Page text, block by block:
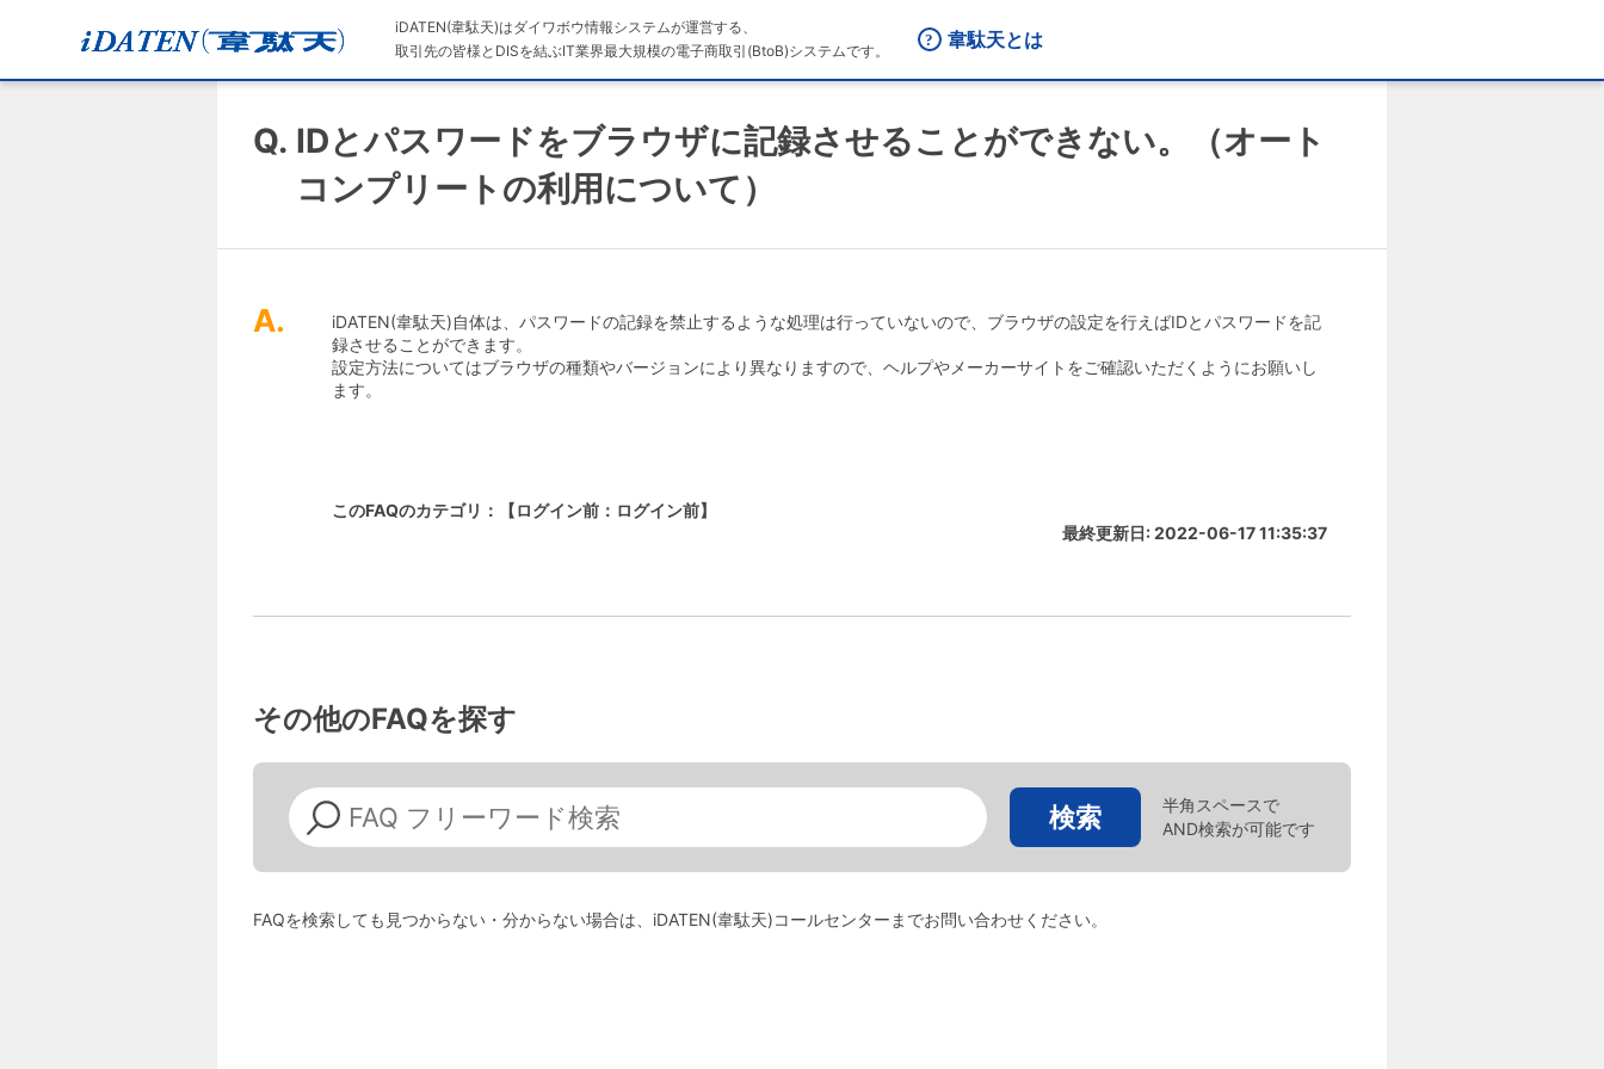
iDATEN(韋駄天)はダイワボウ情報システムが運営する、
取引先の皆様とDISを結ぶIT業界最大規模の電子商取引(BtoB)システムです。
韋駄天とは
Q. IDとパスワードをブラウザに記録させることができない。（オート
コンプリートの利用について）
A.
iDATEN(韋駄天)自体は、パスワードの記録を禁止するような処理は行っていないので、ブラウザの設定を行えばIDとパスワードを記
録させることができます。
設定方法についてはブラウザの種類やバージョンにより異なりますので、ヘルプやメーカーサイトをご確認いただくようにお願いし
ます。
このFAQのカテゴリ：【ログイン前：ログイン前】
最終更新日: 2022-06-17 11:35:37
その他のFAQを探す
検索
半角スペースで
AND検索が可能です
FAQを検索しても見つからない・分からない場合は、iDATEN(韋駄天)コールセンターまでお問い合わせください。